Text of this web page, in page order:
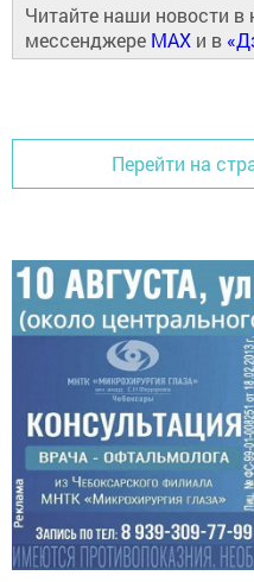
Читайте наши новости в
мессенджере MAX и в
Перейти на